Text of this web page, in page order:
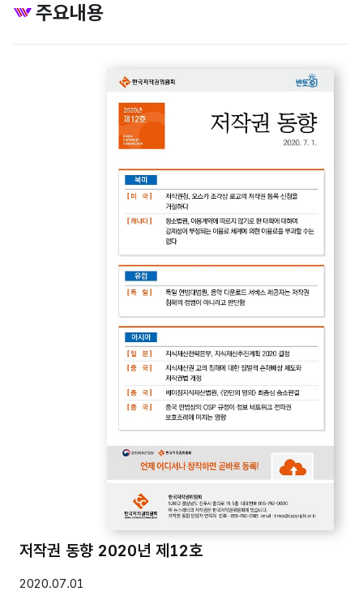
주요내용
저작권 동향 2020년 제12호
2020.07.01